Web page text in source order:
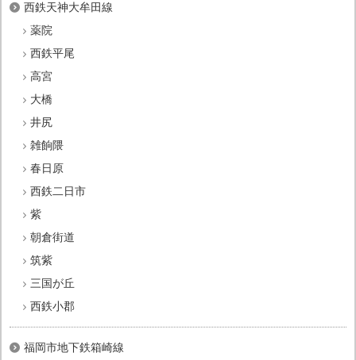
西鉄天神大牟田線
薬院
西鉄平尾
高宮
大橋
井尻
雑餉隈
春日原
西鉄二日市
紫
朝倉街道
筑紫
三国が丘
西鉄小郡
福岡市地下鉄箱崎線